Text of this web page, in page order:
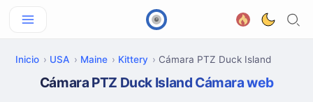
Inicio USA Maine Kittery Cámara PTZ Duck Island
Cámara PTZ Duck Island Cámara web